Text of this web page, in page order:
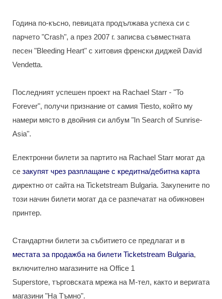
Година по-късно, певицата продължава успеха си с
парчето "Crash", а през 2007 г. записва съвместната
песен "Bleeding Heart" с хитовия френски диджей David
Vendetta.
Последният успешен проект на Rachael Starr - "To
Forever", получи признание от самия Tiesto, който му
намери място в двойния си албум "In Search of Sunrise-
Asia".
Електронни билети за партитo на Rachael Starr могат да
се закупят чрез разплащане с кредитна/дебитна карта
директно от сайта на Ticketstream Bulgaria. Закупените по
този начин билети могат да се разпечатат на обикновен
принтер.
Стандартни билети за събитието се предлагат и в
местата за продажба на билети Ticketstream Bulgaria,
включително магазините на Office 1
Superstore, търговската мрежа на М-тел, както и веригата
магазини "На Тъмно".